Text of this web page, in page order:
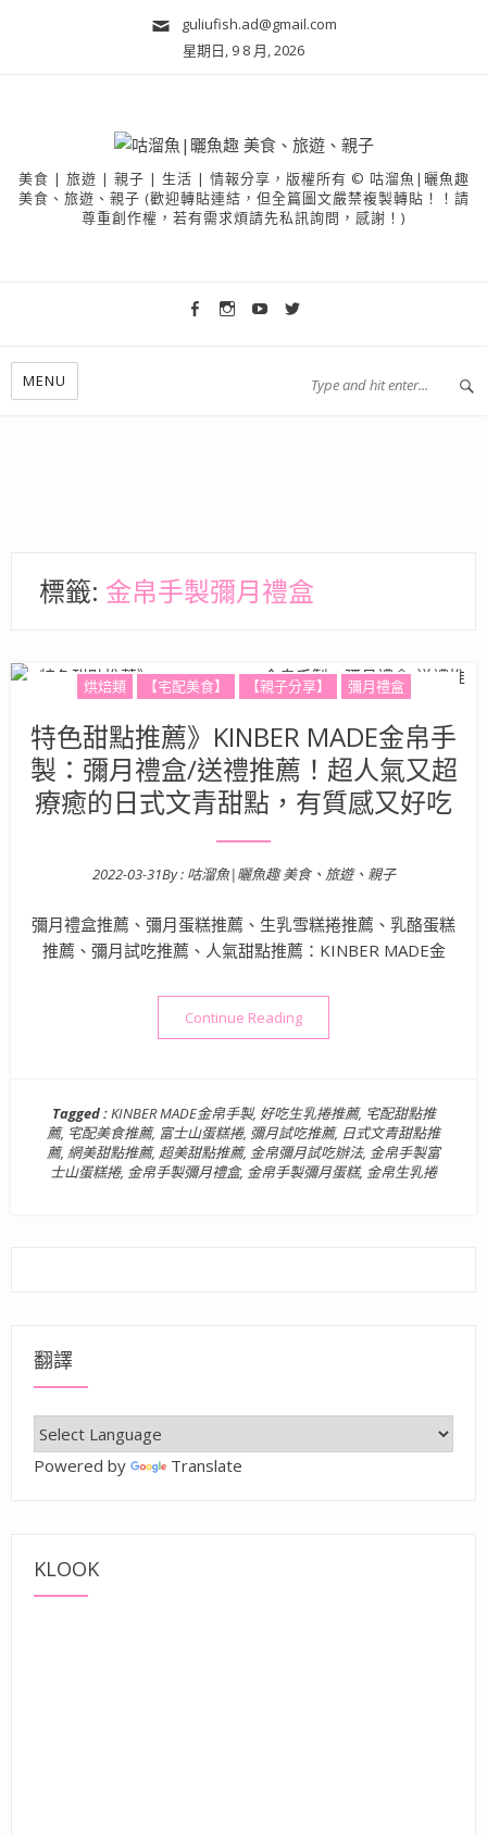
guliufish.ad@gmail.com
星期日, 9 8 月, 2026
美食 | 旅遊 | 親子 | 生活 | 情報分享，版權所有 © 咕溜魚|曬魚趣
美食、旅遊、親子 (歡迎轉貼連結，但全篇圖文嚴禁複製轉貼！！請
尊重創作權，若有需求煩請先私訊詢問，感謝！)
MENU
標籤: 金帛手製彌月禮盒
烘焙類 【宅配美食】 【親子分享】 彌月禮盒
特色甜點推薦》KINBER MADE金帛手
製：彌月禮盒/送禮推薦！超人氣又超
療癒的日式文青甜點，有質感又好吃
Posted on
2022-03-31By : 咕溜魚|曬魚趣 美食、旅遊、親子
彌月禮盒推薦、彌月蛋糕推薦、生乳雪糕捲推薦、乳酪蛋糕
推薦、彌月試吃推薦、人氣甜點推薦：KINBER MADE金
Continue Reading“特色甜點推薦》KINBER
Tagged :KINBER MADE金帛手製, 好吃生乳捲推薦, 宅配甜點推
薦, 宅配美食推薦, 富士山蛋糕捲, 彌月試吃推薦, 日式文青甜點推
薦, 網美甜點推薦, 超美甜點推薦, 金帛彌月試吃辦法, 金帛手製富
士山蛋糕捲, 金帛手製彌月禮盒, 金帛手製彌月蛋糕, 金帛生乳捲
翻譯
Powered by Translate
KLOOK